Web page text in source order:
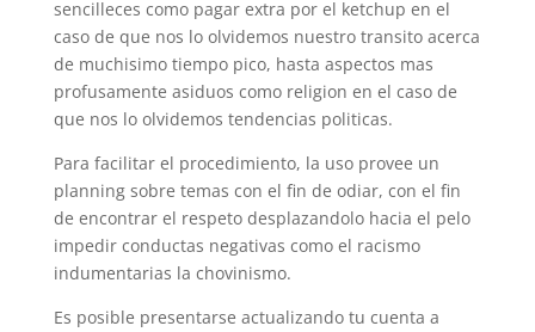
sencilleces como pagar extra por el ketchup en el
caso de que nos lo olvidemos nuestro transito acerca
de muchisimo tiempo pico, hasta aspectos mas
profusamente asiduos como religion en el caso de
que nos lo olvidemos tendencias politicas.
Para facilitar el procedimiento, la uso provee un
planning sobre temas con el fin de odiar, con el fin
de encontrar el respeto desplazandolo hacia el pelo
impedir conductas negativas como el racismo
indumentarias la chovinismo.
Es posible presentarse actualizando tu cuenta a